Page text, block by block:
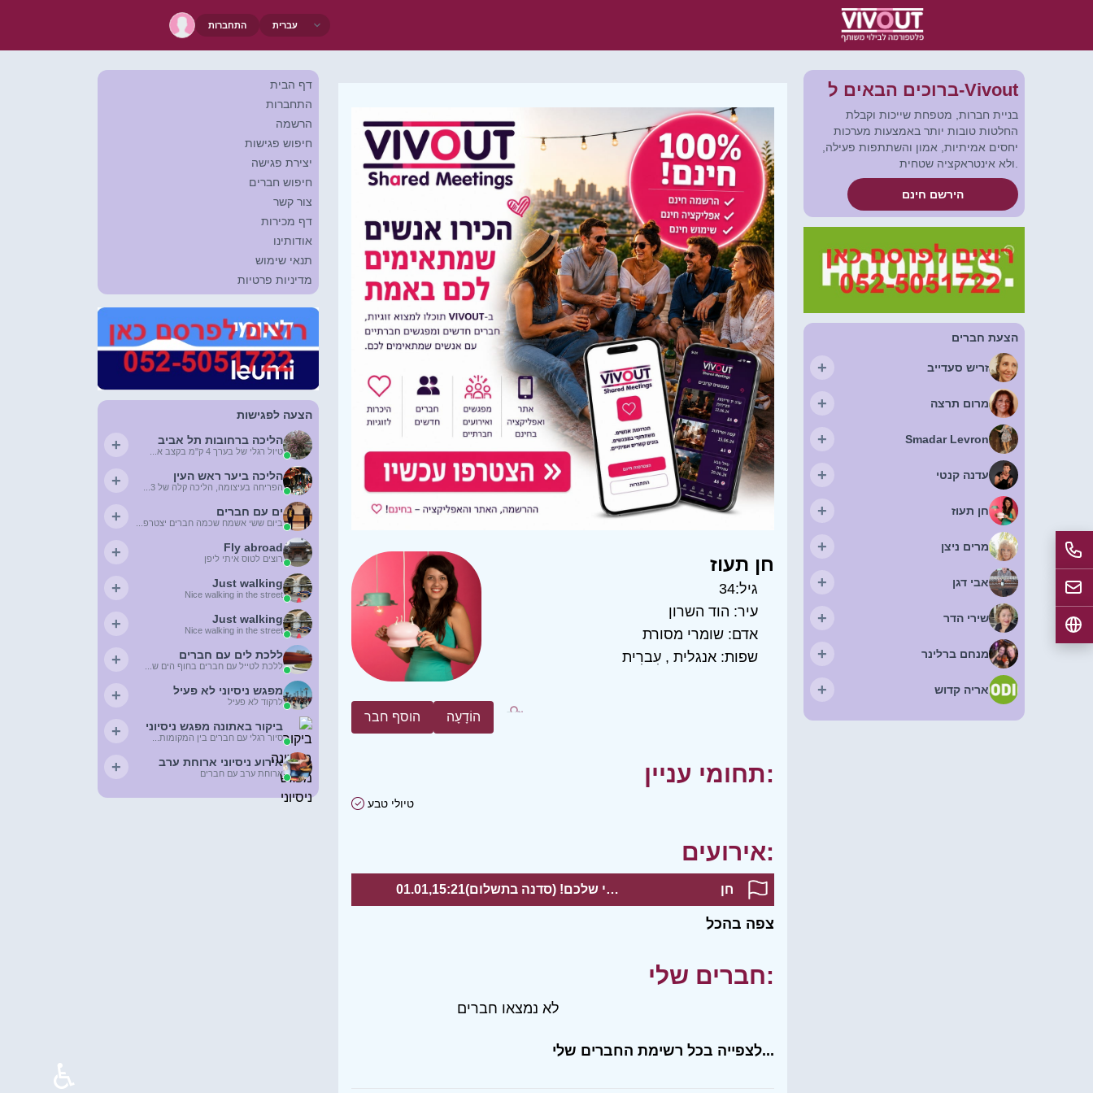
התחברות
דף הבית
התחברות
הרשמה
חיפוש פגישות
יצירת פגישה
חיפוש חברים
צור קשר
דף מכירות
אודותינו
תנאי שימוש
מדיניות פרטיות
הצעה לפגישות
הליכה ברחובות תל אביב
טיול רגלי של בערך 4 ק"מ בקצב א... +
הליכה ביער ראש העין
הפריחה בעיצומה, הליכה קלה של 3... +
ים עם חברים
ביום ששי אשמח שכמה חברים יצטרפ... +
Fly abroad
רוצים לטוס איתי ליפן +
Just walking
Nice walking in the street
+
Just walking
Nice walking in the street
+
ללכת לים עם חברים
ללכת לטייל עם חברים בחוף הים ש... +
מפגש ניסיוני לא פעיל
לרקוד לא פעיל +
ביקור באתונה מפגש ניסיוני
סיור רגלי עם חברים בין המקומות... +
אירוע ניסיוני ארוחת ערב
ארוחת ערב עם חברים +
חן תעוז
גיל:34
עיר: הוד השרון
אדם: שומרי מסורת
שפות: אנגלית , עִברִית
הוסף חבר הוֹדָעָה
תחומי עניין:
טיולי טבע
אירועים:
01.01,15:21 סדנת עיצוב מנורה עם הטאץ' האישי שלכם! (סדנה בתשלום) חן
צפה בהכל
חברים שלי:
לא נמצאו חברים
לצפייה בכל רשימת החברים שלי...
ברוכים הבאים ל-Vivout
בניית חברות, מטפחת שייכות וקבלת
החלטות טובות יותר באמצעות מערכות
יחסים אמיתיות, אמון והשתתפות פעילה,
הירשם חינם
הצעת חברים
זריש סעדייב +
מרום תרצה +
Smadar Levron
+
עדנה קנטי +
חן תעוז +
מרים ניצן +
אבי דגן +
שירי הדר +
מנחם ברלינר +
אריה קדוש +
♿